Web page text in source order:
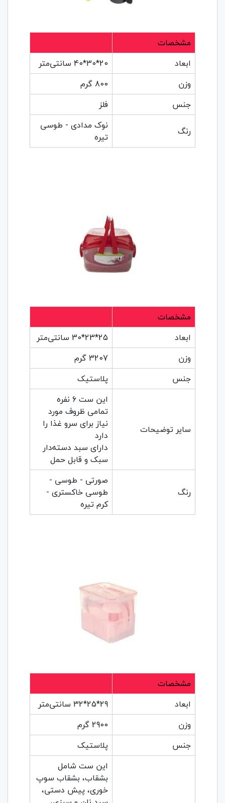
مشخصات
ابعاد
20*30*40 سانتی‌متر
وزن
800 گرم
جنس
فلز
رنگ
نوک مدادی - طوسی
تیره
مشخصات
ابعاد
25*23*30 سانتی‌متر
وزن
3207 گرم
جنس
پلاستیک
سایر توضیحات
این ست 6 نفره
تمامی ظروف مورد
نیاز برای سرو غذا را
دارد
دارای سبد دسته‌دار
سبک و قابل حمل
رنگ
صورتی - طوسی -
طوسی خاکستری -
کرم تیره
مشخصات
ابعاد
29*25*32 سانتی‌متر
وزن
2900 گرم
جنس
پلاستیک
این ست شامل
بشقاب، بشقاب سوپ
خوری، پیش دستی،